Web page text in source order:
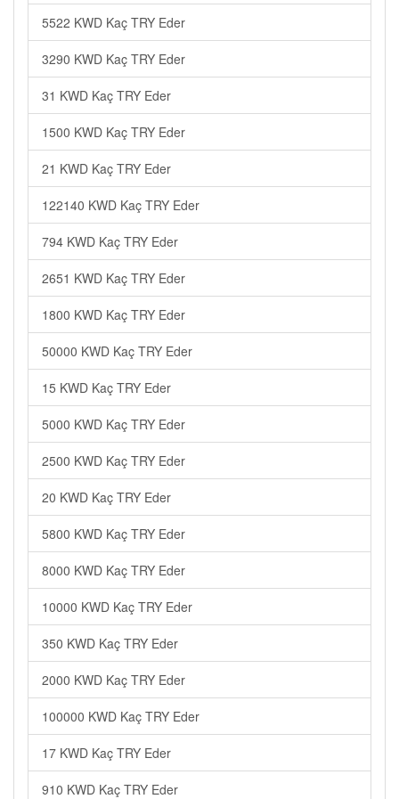
5522 KWD Kaç TRY Eder
3290 KWD Kaç TRY Eder
31 KWD Kaç TRY Eder
1500 KWD Kaç TRY Eder
21 KWD Kaç TRY Eder
122140 KWD Kaç TRY Eder
794 KWD Kaç TRY Eder
2651 KWD Kaç TRY Eder
1800 KWD Kaç TRY Eder
50000 KWD Kaç TRY Eder
15 KWD Kaç TRY Eder
5000 KWD Kaç TRY Eder
2500 KWD Kaç TRY Eder
20 KWD Kaç TRY Eder
5800 KWD Kaç TRY Eder
8000 KWD Kaç TRY Eder
10000 KWD Kaç TRY Eder
350 KWD Kaç TRY Eder
2000 KWD Kaç TRY Eder
100000 KWD Kaç TRY Eder
17 KWD Kaç TRY Eder
910 KWD Kaç TRY Eder